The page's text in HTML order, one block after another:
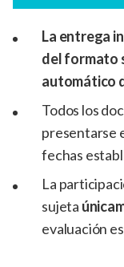
La entrega
del formato
automático
Todos los
presentarse
fechas
La
sujeta
evaluación